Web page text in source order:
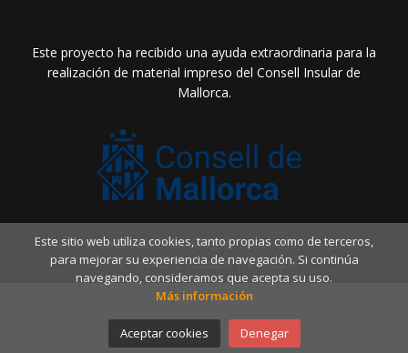
Este proyecto ha recibido una ayuda extraordinaria para la
realización de material impreso del Consell Insular de
Mallorca.
2026 ©Llibreria Drac Màgic. Todos los Derechos
Reservados |Grupo Trevenque
Este sitio web utiliza cookies, tanto propias como de terceros,
para mejorar su experiencia de navegación. Si continúa
navegando, consideramos que acepta su uso.
Más información
Aceptar cookies Denegar